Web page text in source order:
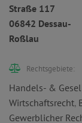
Straße 117
06842 Dessau-
Roßlau
Rechtsgebiete:
Handels- &
Wirtschaftsrecht,
Gewerblicher